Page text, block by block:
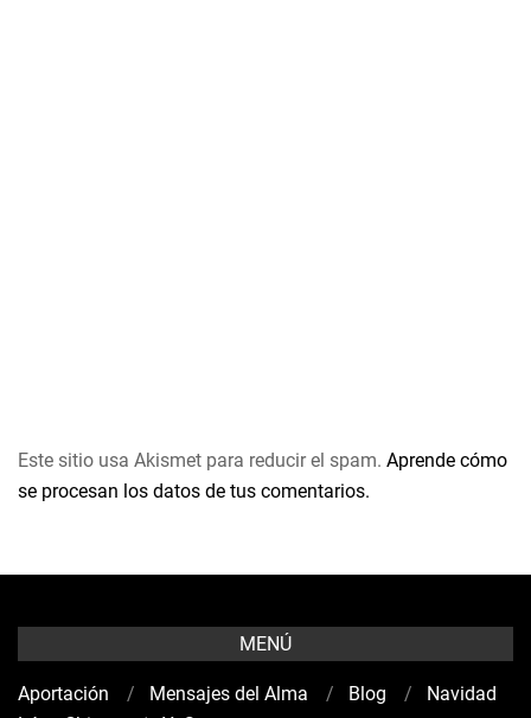
Este sitio usa Akismet para reducir el spam. Aprende cómo
se procesan los datos de tus comentarios.
MENÚ
Aportación Mensajes del Alma Blog
Navidad